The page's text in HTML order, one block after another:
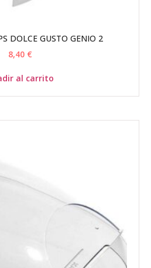
DOLCE GUSTO GENIO 2
8,40 €
al carrito